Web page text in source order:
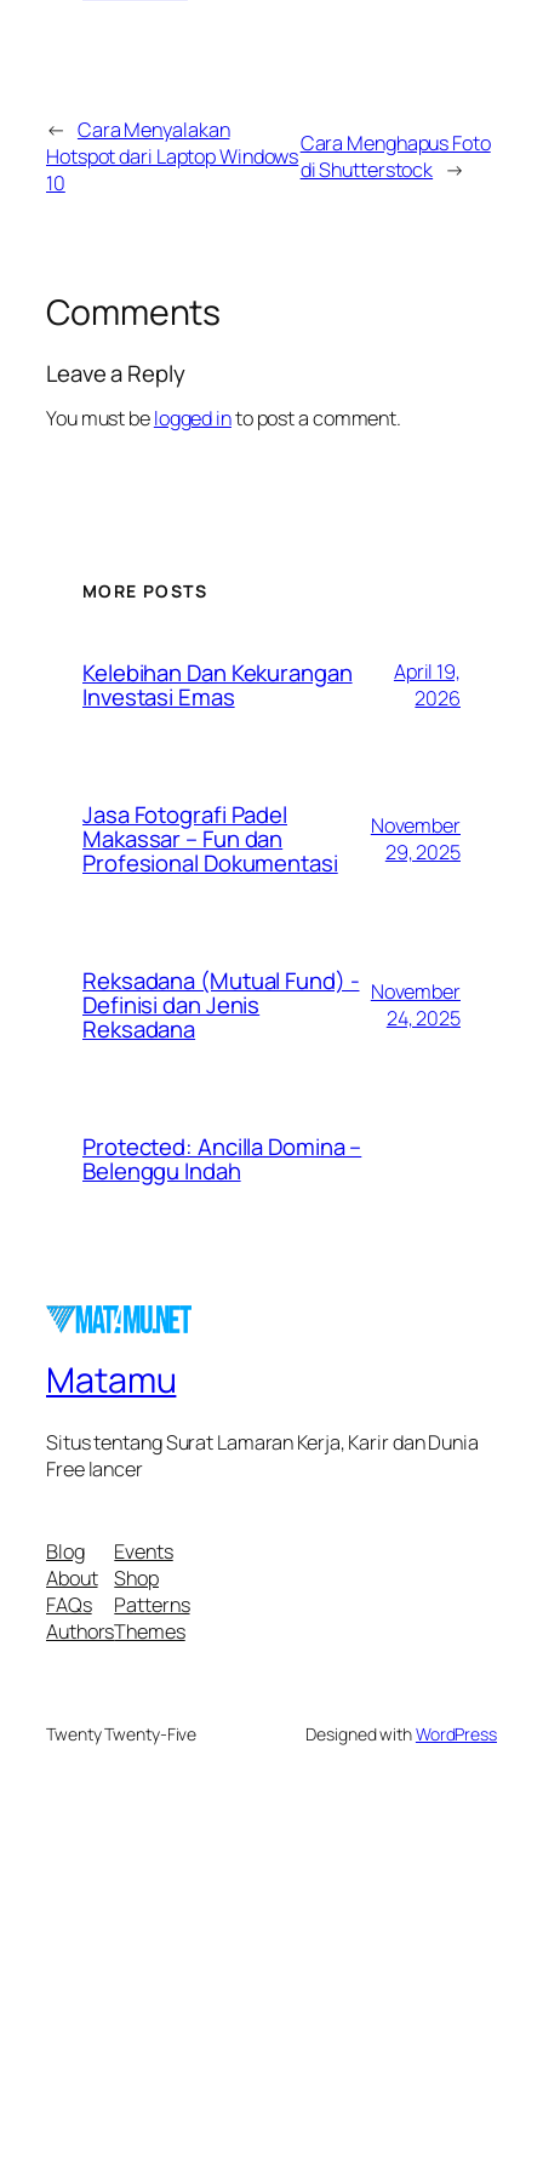
← Cara Menyalakan
Hotspot dari Laptop Windows
10
Cara Menghapus Foto
di Shutterstock →
Comments
Leave a Reply
You must belogged into post a comment.
MORE POSTS
Kelebihan Dan Kekurangan
Investasi Emas
April 19,
2026
Jasa Fotografi Padel
Makassar – Fun dan
Profesional Dokumentasi
November
29, 2025
Reksadana (Mutual Fund) -
Definisi dan Jenis
Reksadana
November
24, 2025
Protected: Ancilla Domina –
Belenggu Indah
Matamu
Situs tentang Surat Lamaran Kerja, Karir dan Dunia
Free lancer
Blog
About
FAQs
Authors
Events
Shop
Patterns
Themes
Twenty Twenty-Five Designed withWordPress